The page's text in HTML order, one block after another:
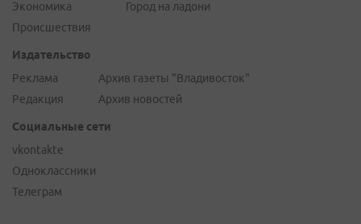
Экономика
Происшествия
Город на ладони
Издательство
Реклама
Редакция
Архив газеты "Владивосток"
Архив новостей
Социальные сети
vkontakte
Одноклассники
Телеграм